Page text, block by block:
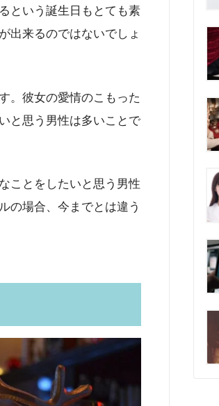
という誕生日もとても素
出来るのではないでしょ
。彼女の愛情のこもった
と思う男性は多いことで
ことをしたいと思う男性
の場合、今までとは違う